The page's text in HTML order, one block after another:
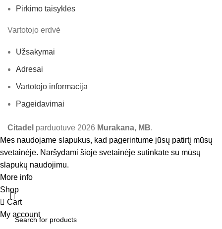
Pirkimo taisyklės
Vartotojo erdvė
Užsakymai
Adresai
Vartotojo informacija
Pageidavimai
Citadel parduotuvė 2026 Murakana, MB.
Mes naudojame slapukus, kad pagerintume jūsų patirtį mūsų
svetainėje. Naršydami šioje svetainėje sutinkate su mūsų
slapukų naudojimu.
More info
Shop
Cart
My account